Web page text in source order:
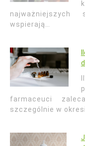
najważniejszych
wspierają…
farmaceuci
szczególnie w